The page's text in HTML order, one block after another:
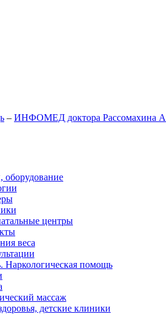
– ИНФОМЕД доктора Рассомахина
центры
веса
Наркологическая помощь
массаж
детские клиники